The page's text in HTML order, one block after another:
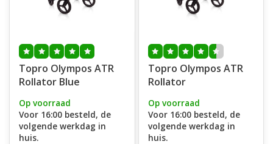
Topro Olympos ATR
Rollator Blue
Op voorraad
Voor 16:00 besteld, de
volgende werkdag in
huis.
Topro Olympos ATR
Rollator
Op voorraad
Voor 16:00 besteld, de
volgende werkdag in
huis.